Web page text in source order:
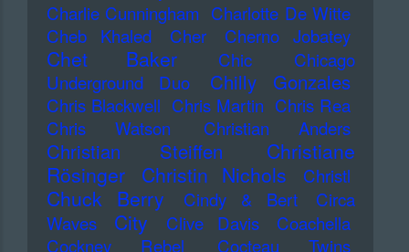
Charlie Cunningham Charlotte De Witte
Cheb Khaled
Cher Cherno Jobatey
Chet Baker Chic
Chicago
Underground Duo
Chilly Gonzales
Chris Blackwell Chris Martin Chris Rea
Chris Watson
Christian Anders
Christian Steiffen
Christiane
Rösinger
Christin Nichols Christl
Chuck Berry Cindy & Bert
Circa
Waves
City Clive Davis
Coachella
Cockney Rebel
Cocteau Twins